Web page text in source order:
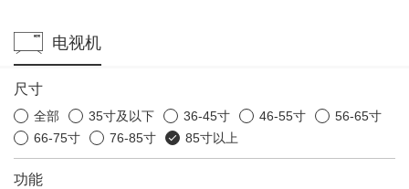
电视机
尺寸
全部 35寸及以下 36-45寸 46-55寸
56-65寸
66-75寸
76-85寸 85寸以上
功能